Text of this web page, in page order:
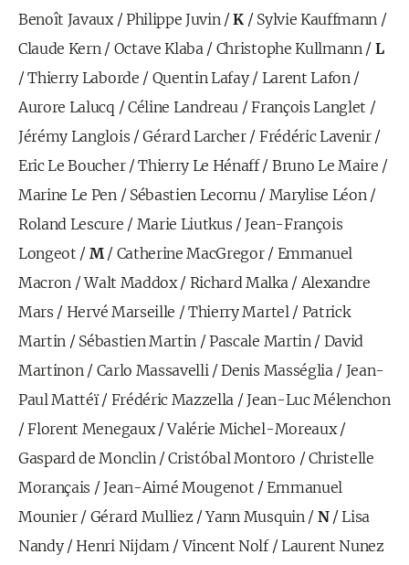
Benoît Javaux/ Philippe Juvin/K / Sylvie Kauffmann /
Claude Kern/ Octave Klaba/ Christophe Kullmann/ L
/Thierry Laborde / Quentin Lafay/ Larent Lafon/
Aurore Lalucq /Céline Landreau /François Langlet /
Jérémy Langlois /Gérard Larcher/ Frédéric Lavenir/
Eric Le Boucher/Thierry Le Hénaff/ Bruno Le Maire /
Marine Le Pen/ Sébastien Lecornu/ Marylise Léon/
Roland Lescure / Marie Liutkus /Jean-François
Longeot / M/ Catherine MacGregor/ Emmanuel
Macron /Walt Maddox/ Richard Malka/Alexandre
Mars / Hervé Marseille /Thierry Martel/ Patrick
Martin / Sébastien Martin / Pascale Martin/ David
Martinon/ Carlo Massavelli/Denis Masséglia/ Jean-
Paul Mattéï/ Frédéric Mazzella /Jean-Luc Mélenchon
/Florent Menegaux/Valérie Michel-Moreaux/
Gaspard de Monclin/Cristóbal Montoro /Christelle
Morançais /Jean-Aimé Mougenot /Emmanuel
Mounier/ Gérard Mulliez /Yann Musquin/ N /Lisa
Nandy/Henri Nijdam/Vincent Nolf/Laurent Nunez